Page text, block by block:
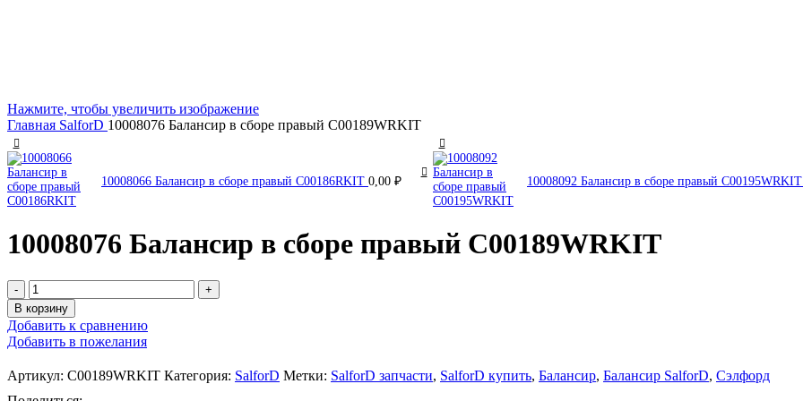
Нажмите, чтобы увеличить изображение
Главная SalforD 10008076 Балансир в сборе правый C00189WRKIT
10008066 Балансир в сборе правый C00186RKIT 0,00 ₽ 10008092 Балансир в сборе правый C00195WRKIT
10008076 Балансир в сборе правый C00189WRKIT
В корзину
Добавить к сравнению
Добавить в пожелания
Артикул: C00189WRKIT Категория: SalforD Метки: SalforD запчасти, SalforD купить, Балансир, Балансир SalforD, Сэлфорд